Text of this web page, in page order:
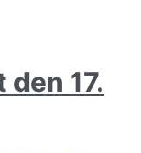
17.